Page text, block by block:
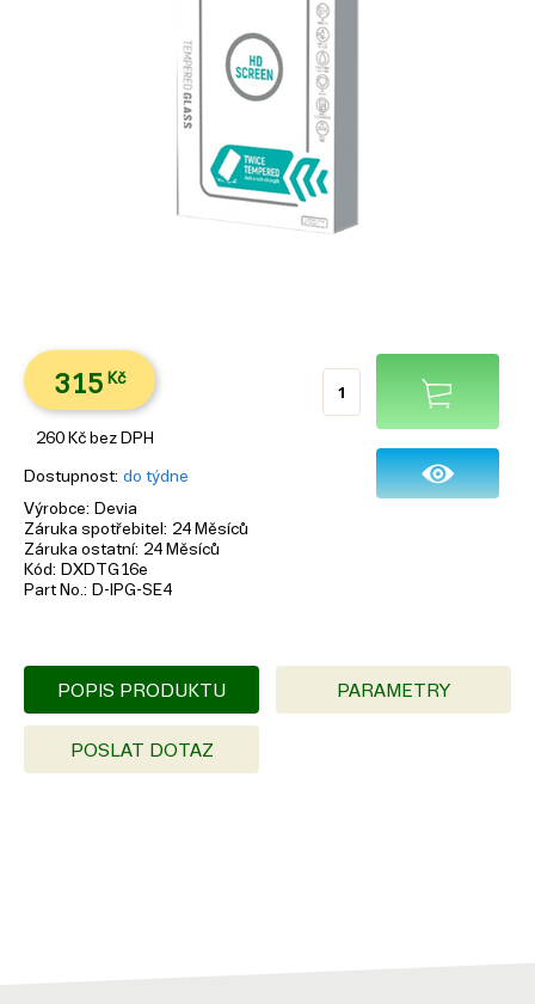
315 Kč
260 Kč bez DPH
Dostupnost do týdne
Výrobce
Devia
Záruka spotřebitel
24 Měsíců
Záruka ostatní 24 Měsíců
Kód
DXDTG16e
Part No.
D-IPG-SE4
POPIS PRODUKTU PARAMETRY
POSLAT DOTAZ